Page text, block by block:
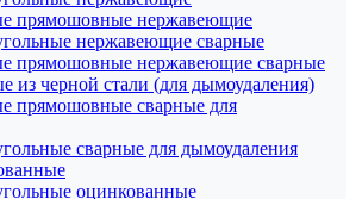
прямошовные нержавеющие
нержавеющие сварные
прямошовные нержавеющие сварные
из черной стали (для дымоудаления)
прямошовные сварные для
сварные для дымоудаления
оцинкованные